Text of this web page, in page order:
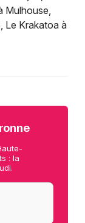
Mulhouse,
Le Krakatoa à
: la